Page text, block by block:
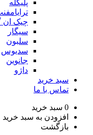
ترایامفنت
چیک ان گلم
سدیوس
خرید
با ما
سبد خرید
به سبد خرید